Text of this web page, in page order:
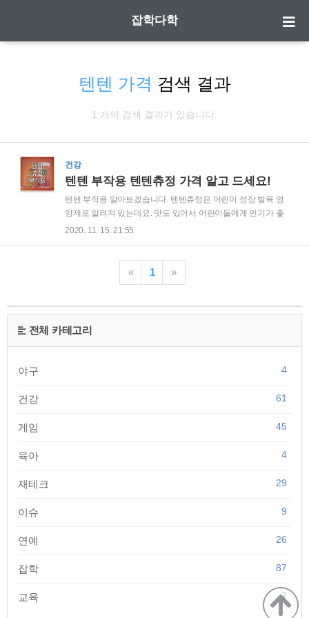
잡학다학
텐텐 가격 검색 결과
1 개의 검색 결과가 있습니다.
건강
텐텐 부작용 텐텐츄정 가격 알고 드세요!
텐텐 부작용 알아보겠습니다. 텐텐츄정은 어린이 성장 발육 영
양제로 알려져 있는데요. 맛도 있어서 어린이들에게 인기가 좋
은 것으로 알려져 있습니다. 그런데, 알고보면 엄청나게 무서운
안내되어 있는 부작용은 구토, 가려움, 관절부종, 설사, 발진, 식
욕부진, 변비, 저혈압, 붉은 반점 등이 있습니다. 그리고 비타민E
혈이 있을수 있습니다. 그리고 피임약을 복용중인 여성이 먹을
경우 혈전증 위험이 있을수 있습니다. 그리고 다량 혹은 장기간
복용할 경우 감각신경병과 당내성 손상, 소화성 궤양등이 있을
2020. 11. 15. 21:55
« 1 »
전체 카테고리
야구 4
건강 61
게임 45
육아 4
재테크 29
이슈 9
연예 26
잡학 87
교육 7